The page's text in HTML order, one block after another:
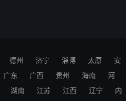
德州 济宁 淄博 太原
安
广东 广西 贵州 海南
河
湖南 江苏 江西 辽宁
内